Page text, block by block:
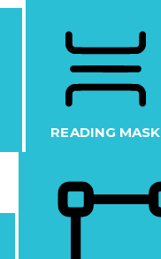
READING MASK